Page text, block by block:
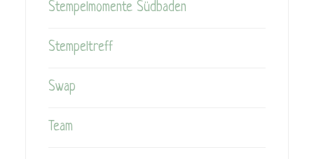
Stempelmomente Südbaden
Stempeltreff
Swap
Team